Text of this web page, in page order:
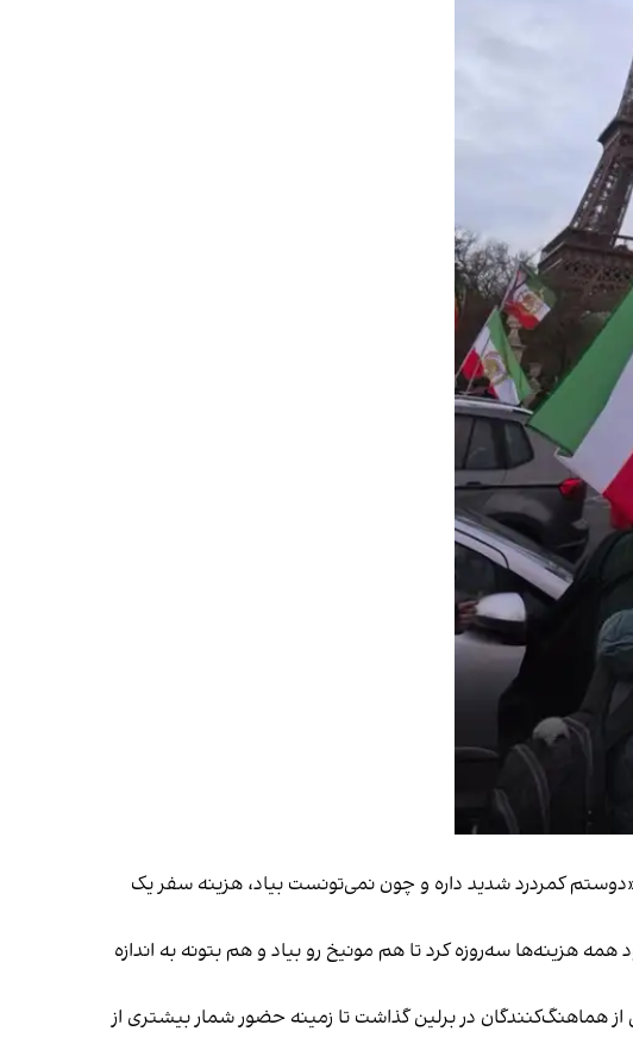
کرد: «دوستم کمردرد شدید داره و چون نمی‌تونست بیاد، هزینه سفر یک
هزینه‌ها سه‌روزه کرد تا هم مونیخ رو بیاد و هم بتونه به اندازه
ایرانی علی‌رغم تنگنای مالی، مبلغ ۱۶۰ یورو را در اختیار گروهی از هماهنگ‌کنندگان در برلین گذاشت تا زمینه حضور شمار بیشتری از